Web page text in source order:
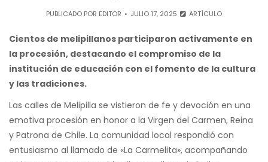
PUBLICADO POR EDITOR JULIO 17, 2025 ARTÍCULO
Cientos de melipillanos participaron activamente en
la procesión, destacando el compromiso de la
institución de educación con el fomento de la cultura
y las tradiciones.
Las calles de Melipilla se vistieron de fe y devoción en una
emotiva procesión en honor a la Virgen del Carmen, Reina
y Patrona de Chile. La comunidad local respondió con
entusiasmo al llamado de «La Carmelita», acompañando